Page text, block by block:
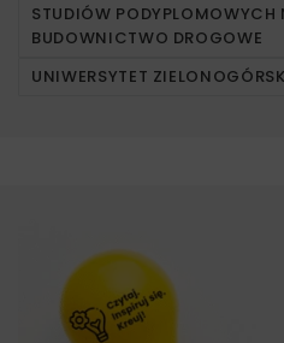
STUDIÓW PODYPLOMOWYCH
BUDOWNICTWO DROGOWE
UNIWERSYTET